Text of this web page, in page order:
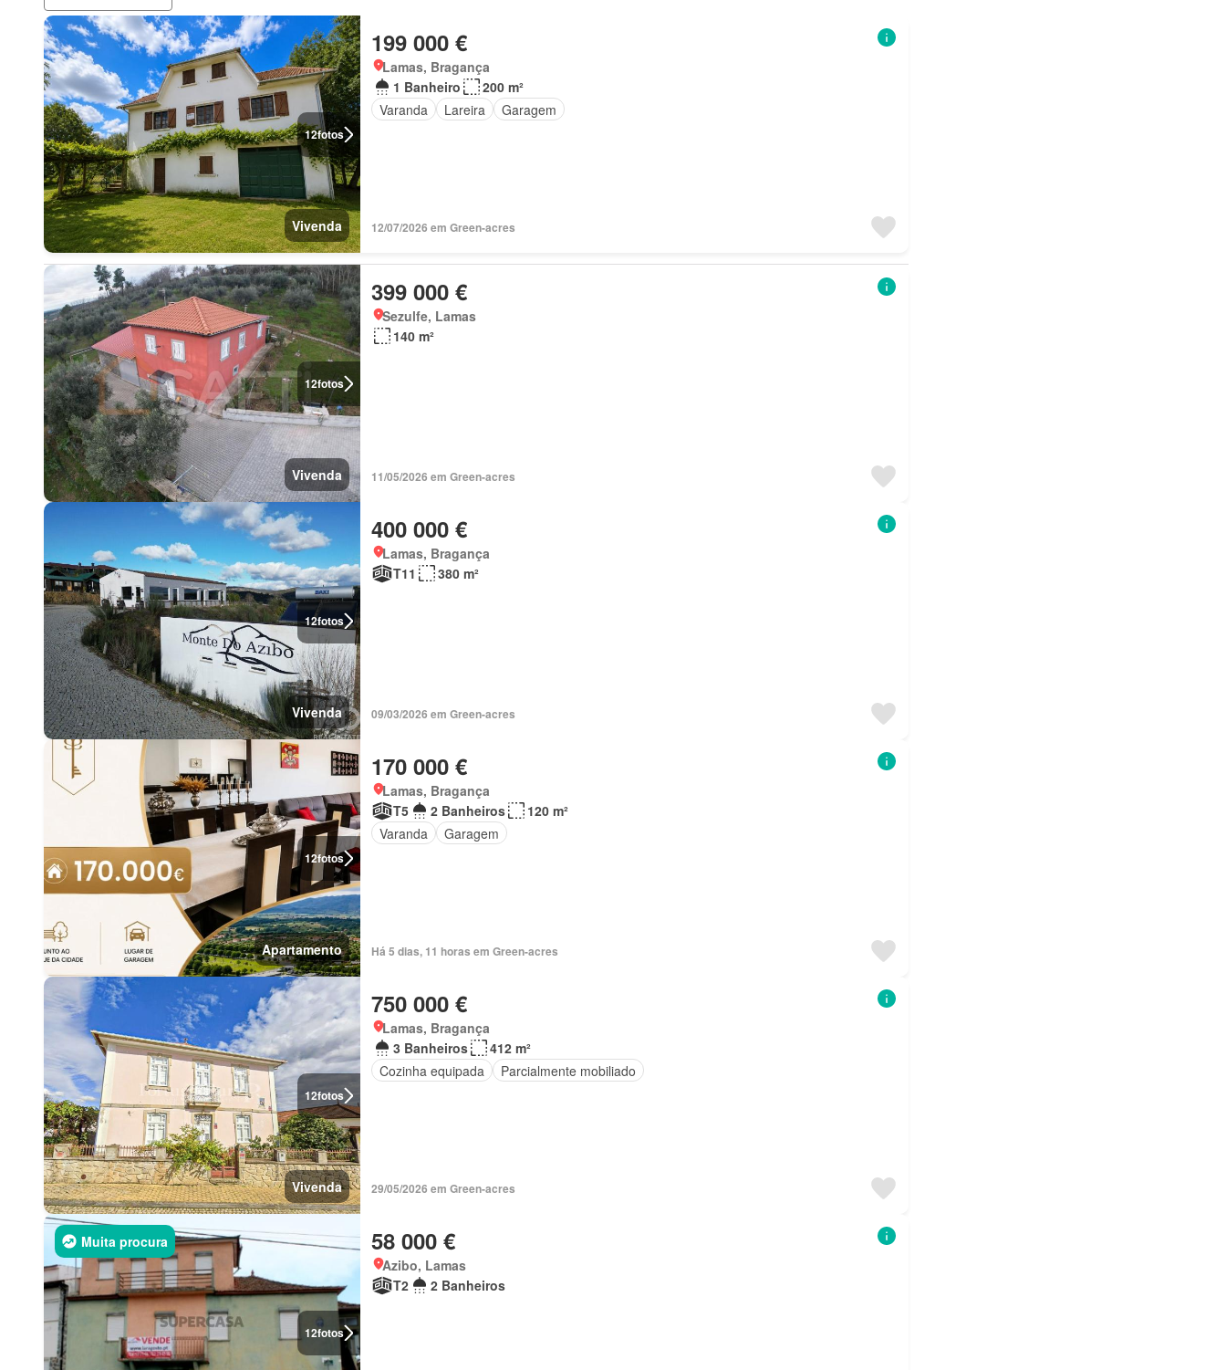
12fotos
Vivenda
199 000 €
Lamas, Bragança
1 Banheiro
200 m²
Varanda
Lareira Garagem
12/07/2026 em Green-acres
12fotos
Vivenda
399 000 €
Sezulfe, Lamas
140 m²
11/05/2026 em Green-acres
12fotos
Vivenda
400 000 €
Lamas, Bragança
T11
380 m²
09/03/2026 em Green-acres
12fotos
Apartamento
170 000 €
Lamas, Bragança
T5
2 Banheiros
120 m²
Varanda
Garagem
Há 5 dias, 11 horas em Green-acres
12fotos
Vivenda
750 000 €
Lamas, Bragança
3 Banheiros
412 m²
Cozinha equipada
Parcialmente mobiliado
29/05/2026 em Green-acres
12fotos
Muita procura 58 000 €
Azibo, Lamas
T2
2 Banheiros